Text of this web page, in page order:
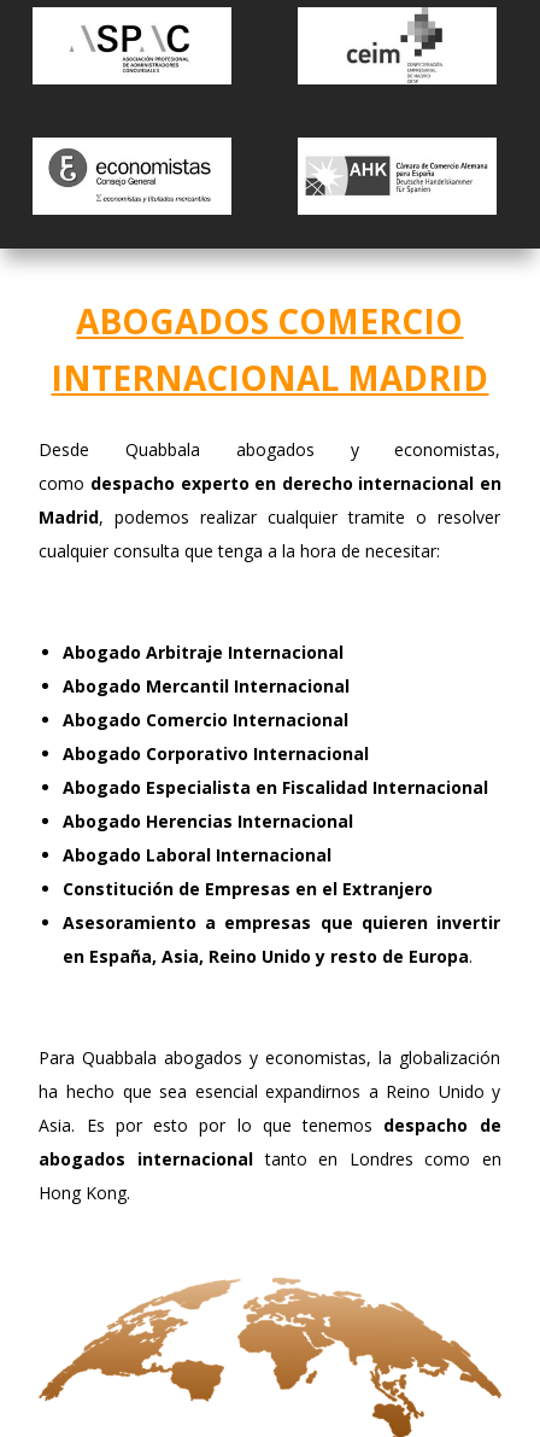
ABOGADOS COMERCIO
INTERNACIONAL MADRID
Desde Quabbala abogados y economistas,
como despacho experto en derecho internacional en
Madrid, podemos realizar cualquier tramite o resolver
cualquier consulta que tenga a la hora de necesitar:
Abogado Arbitraje Internacional
Abogado Mercantil Internacional
Abogado Comercio Internacional
Abogado Corporativo Internacional
Abogado Especialista en Fiscalidad Internacional
Abogado Herencias Internacional
Abogado Laboral Internacional
Constitución de Empresas en el Extranjero
Asesoramiento a empresas que quieren invertir
en España, Asia, Reino Unido y resto de Europa.
Para Quabbala abogados y economistas, la globalización
ha hecho que sea esencial expandirnos a Reino Unido y
Asia. Es por esto por lo que tenemos despacho de
abogados internacional tanto en Londres como en
Hong Kong.